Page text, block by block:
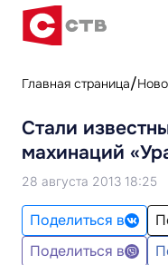
Главная страница
Стали
махинаций
28 августа 2013 18:25
Поделиться в
Поделиться в